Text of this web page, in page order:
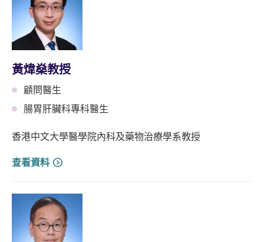
黃煒燊教授
顧問醫生
腸胃肝臟科專科醫生
香港中文大學醫學院內科及藥物治療學系教授
查看資料